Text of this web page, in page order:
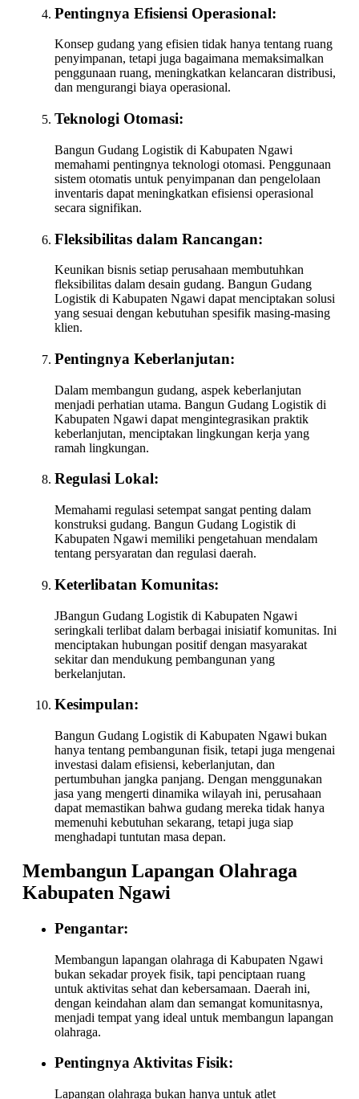
Pentingnya Efisiensi Operasional:
Konsep gudang yang efisien tidak hanya tentang ruang
penyimpanan, tetapi juga bagaimana memaksimalkan
penggunaan ruang, meningkatkan kelancaran distribusi,
dan mengurangi biaya operasional.
Teknologi Otomasi:
Bangun Gudang Logistik di Kabupaten Ngawi
memahami pentingnya teknologi otomasi. Penggunaan
sistem otomatis untuk penyimpanan dan pengelolaan
inventaris dapat meningkatkan efisiensi operasional
secara signifikan.
Fleksibilitas dalam Rancangan:
Keunikan bisnis setiap perusahaan membutuhkan
fleksibilitas dalam desain gudang. Bangun Gudang
Logistik di Kabupaten Ngawi dapat menciptakan solusi
yang sesuai dengan kebutuhan spesifik masing-masing
klien.
Pentingnya Keberlanjutan:
Dalam membangun gudang, aspek keberlanjutan
menjadi perhatian utama. Bangun Gudang Logistik di
Kabupaten Ngawi dapat mengintegrasikan praktik
keberlanjutan, menciptakan lingkungan kerja yang
ramah lingkungan.
Regulasi Lokal:
Memahami regulasi setempat sangat penting dalam
konstruksi gudang. Bangun Gudang Logistik di
Kabupaten Ngawi memiliki pengetahuan mendalam
tentang persyaratan dan regulasi daerah.
Keterlibatan Komunitas:
JBangun Gudang Logistik di Kabupaten Ngawi
seringkali terlibat dalam berbagai inisiatif komunitas. Ini
menciptakan hubungan positif dengan masyarakat
sekitar dan mendukung pembangunan yang
berkelanjutan.
Kesimpulan:
Bangun Gudang Logistik di Kabupaten Ngawi bukan
hanya tentang pembangunan fisik, tetapi juga mengenai
investasi dalam efisiensi, keberlanjutan, dan
pertumbuhan jangka panjang. Dengan menggunakan
jasa yang mengerti dinamika wilayah ini, perusahaan
dapat memastikan bahwa gudang mereka tidak hanya
memenuhi kebutuhan sekarang, tetapi juga siap
menghadapi tuntutan masa depan.
Membangun Lapangan Olahraga
Kabupaten Ngawi
Pengantar:
Membangun lapangan olahraga di Kabupaten Ngawi
bukan sekadar proyek fisik, tapi penciptaan ruang
untuk aktivitas sehat dan kebersamaan. Daerah ini,
dengan keindahan alam dan semangat komunitasnya,
menjadi tempat yang ideal untuk membangun lapangan
olahraga.
Pentingnya Aktivitas Fisik:
Lapangan olahraga bukan hanya untuk atlet